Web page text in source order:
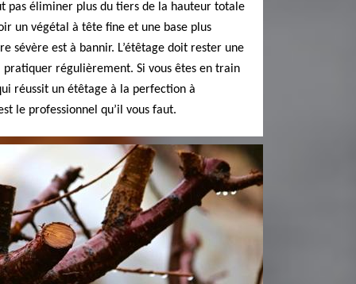
pas éliminer plus du tiers de la hauteur totale
un végétal à tête fine et une base plus
sévère est à bannir. L’étêtage doit rester une
régulièrement. Si vous êtes en train
réussit un étêtage à la perfection à
le professionnel qu’il vous faut.